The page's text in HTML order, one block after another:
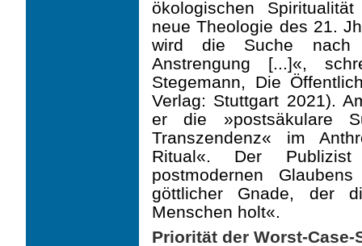
ökologischen
neue Theologie des 21.
wird die Suche nach
Anstrengung [...]«,
Stegemann, Die
Verlag: Stuttgart 2021).
er die »post­säkulare
Transzendenz« im
Ritual«. Der
postmodernen
göttlicher Gnade, der
Menschen holt«.
Priorität der Worst-Case-